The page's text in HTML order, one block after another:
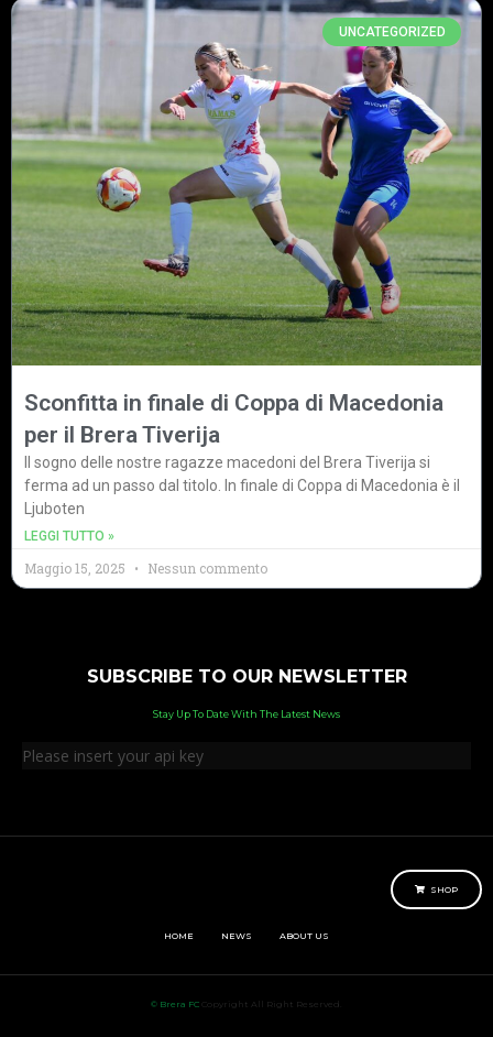
UNCATEGORIZED
Sconfitta in finale di Coppa di Macedonia
per il Brera Tiverija
Il sogno delle nostre ragazze macedoni del Brera Tiverija si
ferma ad un passo dal titolo. In finale di Coppa di Macedonia è il
Ljuboten
LEGGI TUTTO »
Maggio 15, 2025 Nessun commento
SUBSCRIBE TO OUR NEWSLETTER
Stay Up To Date With The Latest News
Please insert your api key
SHOP
HOME NEWS ABOUT US
© Brera FC Copyright All Right Reserved.